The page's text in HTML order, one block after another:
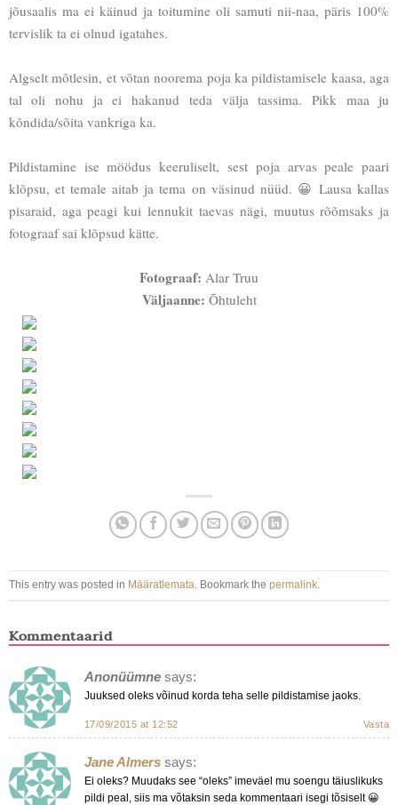
jõusaalis ma ei käinud ja toitumine oli samuti nii-naa, päris 100%
tervislik ta ei olnud igatahes.
Algselt mõtlesin, et võtan noorema poja ka pildistamisele kaasa, aga
tal oli nohu ja ei hakanud teda välja tassima. Pikk maa ju
kõndida/sõita vankriga ka.
Pildistamine ise möödus keeruliselt, sest poja arvas peale paari
klõpsu, et temale aitab ja tema on väsinud nüüd. 😀 Lausa kallas
pisaraid, aga peagi kui lennukit taevas nägi, muutus rõõmsaks ja
fotograaf sai klõpsud kätte.
Fotograaf: Alar Truu
Väljaanne: Õhtuleht
This entry was posted in Määratlemata . Bookmark the permalink.
Kommentaarid
Anonüümne says:
Juuksed oleks võinud korda teha selle pildistamise jaoks.
17/09/2015 at 12:52 Vasta
Jane Almers says:
Ei oleks? Muudaks see “oleks” imeväel mu soengu täiuslikuks
pildi peal, siis ma võtaksin seda kommentaari isegi tõsiselt 😀